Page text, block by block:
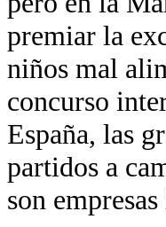
premiar la
niños mal
concurso
España, las
partidos a
son